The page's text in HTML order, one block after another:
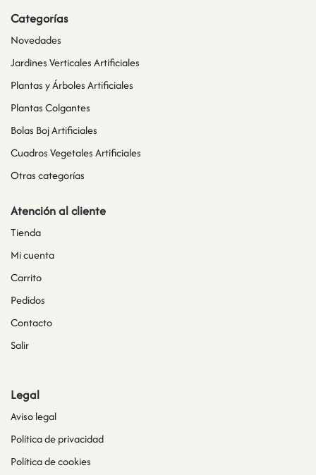
Categorías
Novedades
Jardines Verticales Artificiales
Plantas y Árboles Artificiales
Plantas Colgantes
Bolas Boj Artificiales
Cuadros Vegetales Artificiales
Otras categorías
Atención al cliente
Tienda
Mi cuenta
Carrito
Pedidos
Contacto
Salir
Legal
Aviso legal
Política de privacidad
Política de cookies